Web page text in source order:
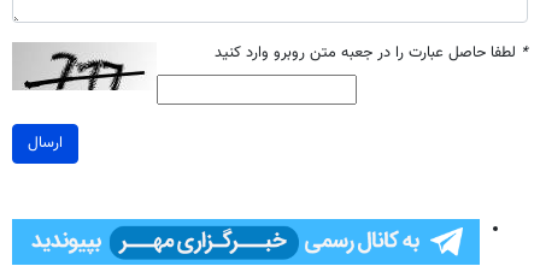
* لطفا حاصل عبارت را در جعبه متن روبرو وارد کنید
ارسال